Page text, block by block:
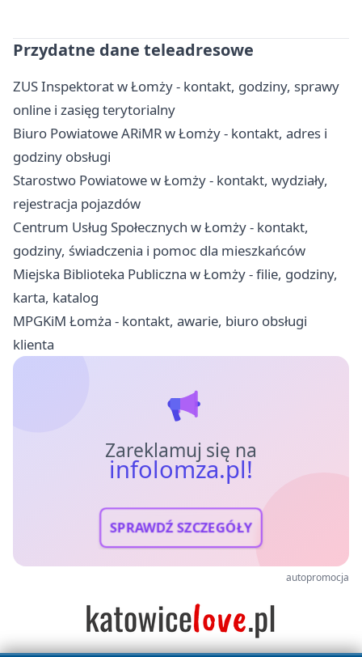
Przydatne dane teleadresowe
ZUS Inspektorat w Łomży - kontakt, godziny, sprawy
online i zasięg terytorialny
Biuro Powiatowe ARiMR w Łomży - kontakt, adres i
godziny obsługi
Starostwo Powiatowe w Łomży - kontakt, wydziały,
rejestracja pojazdów
Centrum Usług Społecznych w Łomży - kontakt,
godziny, świadczenia i pomoc dla mieszkańców
Miejska Biblioteka Publiczna w Łomży - filie, godziny,
karta, katalog
MPGKiM Łomża - kontakt, awarie, biuro obsługi
klienta
Zareklamuj się na
infolomza.pl!
SPRAWDŹ SZCZEGÓŁY
autopromocja